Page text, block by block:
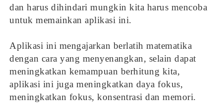
dan harus dihindari mungkin kita harus mencoba
untuk memainkan aplikasi ini.
Aplikasi ini mengajarkan berlatih matematika
dengan cara yang menyenangkan, selain dapat
meningkatkan kemampuan berhitung kita,
aplikasi ini juga meningkatkan daya fokus,
meningkatkan fokus, konsentrasi dan memori.